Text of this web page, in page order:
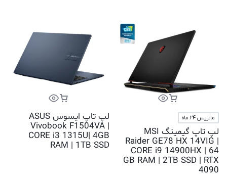
ماتریس 24 ماه
لپ تاپ گیمینگ MSI
Raider GE78 HX 14VIG |
CORE i9 14900HX | 64
GB RAM | 2TB SSD | RTX
4090
لپ تاپ ایسوس ASUS
Vivobook F1504VA |
CORE i3 1315U| 4GB
RAM | 1TB SSD